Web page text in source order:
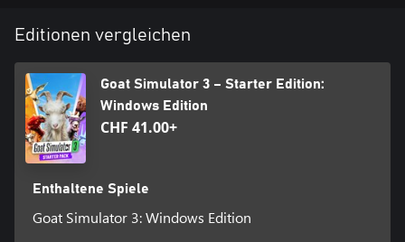
Editionen vergleichen
Goat Simulator 3 – Starter Edition:
Windows Edition
CHF 41.00+
Enthaltene Spiele
Goat Simulator 3: Windows Edition